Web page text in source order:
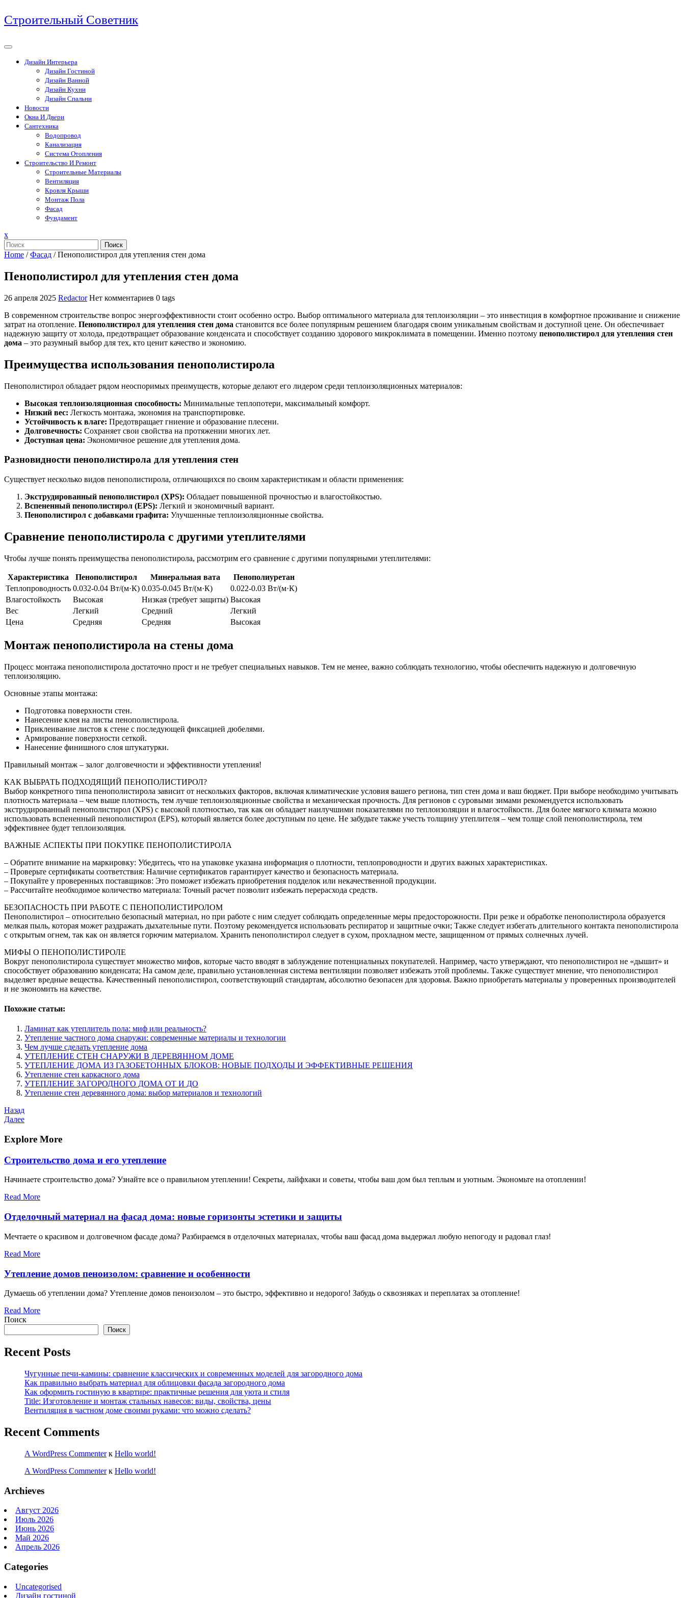
Перейти
к
Строительный Советник
Дизайн Интерьера
Дизайн Гостиной
Дизайн Ванной
Дизайн Кухни
Дизайн Спальни
Новости
Окна И Двери
Сантехника
Водопровод
Канализация
Система Отопления
Строительство И Ремонт
Строительные Материалы
Вентиляция
Кровля Крыши
Монтаж Пола
Фасад
Фундамент
xЗакрыть
меню
Поиск
Home /Фасад /Пенополистирол для утепления стен дома
Пенополистирол для утепления стен дома
26 апреля 2025 Redactor Нет комментариев 0 tags
В современном строительстве вопрос энергоэффективности стоит особенно остро. Выбор оптимального материала для теплоизоляции – это инвестиция в комфортное проживание и снижение
затрат на отопление. Пенополистирол для утепления стен дома становится все более популярным решением благодаря своим уникальным свойствам и доступной цене. Он обеспечивает
надежную защиту от холода, предотвращает образование конденсата и способствует созданию здорового микроклимата в помещении. Именно поэтому пенополистирол для утепления стен
дома – это разумный выбор для тех, кто ценит качество и экономию.
Преимущества использования пенополистирола
Пенополистирол обладает рядом неоспоримых преимуществ, которые делают его лидером среди теплоизоляционных материалов:
Высокая теплоизоляционная способность: Минимальные теплопотери, максимальный комфорт.
Низкий вес: Легкость монтажа, экономия на транспортировке.
Устойчивость к влаге: Предотвращает гниение и образование плесени.
Долговечность: Сохраняет свои свойства на протяжении многих лет.
Доступная цена: Экономичное решение для утепления дома.
Разновидности пенополистирола для утепления стен
Существует несколько видов пенополистирола, отличающихся по своим характеристикам и области применения:
Экструдированный пенополистирол (XPS): Обладает повышенной прочностью и влагостойкостью.
Вспененный пенополистирол (EPS): Легкий и экономичный вариант.
Пенополистирол с добавками графита: Улучшенные теплоизоляционные свойства.
Сравнение пенополистирола с другими утеплителями
Чтобы лучше понять преимущества пенополистирола, рассмотрим его сравнение с другими популярными утеплителями:
Характеристика Пенополистирол Минеральная вата
Пенополиуретан
Теплопроводность 0.032-0.04 Вт/(м·К) 0.035-0.045 Вт/(м·К)
0.022-0.03 Вт/(м·К)
Влагостойкость
Высокая Низкая (требует защиты) Высокая
Вес
Легкий Средний
Легкий
Цена
Средняя Средняя Высокая
Монтаж пенополистирола на стены дома
Процесс монтажа пенополистирола достаточно прост и не требует специальных навыков. Тем не менее, важно соблюдать технологию, чтобы обеспечить надежную и долговечную
теплоизоляцию.
Основные этапы монтажа:
Подготовка поверхности стен.
Нанесение клея на листы пенополистирола.
Приклеивание листов к стене с последующей фиксацией дюбелями.
Армирование поверхности сеткой.
Нанесение финишного слоя штукатурки.
Правильный монтаж – залог долговечности и эффективности утепления!
КАК ВЫБРАТЬ ПОДХОДЯЩИЙ ПЕНОПОЛИСТИРОЛ?
Выбор конкретного типа пенополистирола зависит от нескольких факторов, включая климатические условия вашего региона, тип стен дома и ваш бюджет. При выборе необходимо учитывать
плотность материала – чем выше плотность, тем лучше теплоизоляционные свойства и механическая прочность. Для регионов с суровыми зимами рекомендуется использовать
экструдированный пенополистирол (XPS) с высокой плотностью, так как он обладает наилучшими показателями по теплоизоляции и влагостойкости. Для более мягкого климата можно
использовать вспененный пенополистирол (EPS), который является более доступным по цене. Не забудьте также учесть толщину утеплителя – чем толще слой пенополистирола, тем
эффективнее будет теплоизоляция.
ВАЖНЫЕ АСПЕКТЫ ПРИ ПОКУПКЕ ПЕНОПОЛИСТИРОЛА
– Обратите внимание на маркировку: Убедитесь, что на упаковке указана информация о плотности, теплопроводности и других важных характеристиках.
– Проверьте сертификаты соответствия: Наличие сертификатов гарантирует качество и безопасность материала.
– Покупайте у проверенных поставщиков: Это поможет избежать приобретения подделок или некачественной продукции.
– Рассчитайте необходимое количество материала: Точный расчет позволит избежать перерасхода средств.
БЕЗОПАСНОСТЬ ПРИ РАБОТЕ С ПЕНОПОЛИСТИРОЛОМ
Пенополистирол – относительно безопасный материал, но при работе с ним следует соблюдать определенные меры предосторожности. При резке и обработке пенополистирола образуется
мелкая пыль, которая может раздражать дыхательные пути. Поэтому рекомендуется использовать респиратор и защитные очки; Также следует избегать длительного контакта пенополистирола
с открытым огнем, так как он является горючим материалом. Хранить пенополистирол следует в сухом, прохладном месте, защищенном от прямых солнечных лучей.
МИФЫ О ПЕНОПОЛИСТИРОЛЕ
Вокруг пенополистирола существует множество мифов, которые часто вводят в заблуждение потенциальных покупателей. Например, часто утверждают, что пенополистирол не «дышит» и
способствует образованию конденсата; На самом деле, правильно установленная система вентиляции позволяет избежать этой проблемы. Также существует мнение, что пенополистирол
выделяет вредные вещества. Качественный пенополистирол, соответствующий стандартам, абсолютно безопасен для здоровья. Важно приобретать материалы у проверенных производителей
и не экономить на качестве.
Похожие статьи:
Ламинат как утеплитель пола: миф или реальность?
Утепление частного дома снаружи: современные материалы и технологии
Чем лучше сделать утепление дома
УТЕПЛЕНИЕ СТЕН СНАРУЖИ В ДЕРЕВЯННОМ ДОМЕ
УТЕПЛЕНИЕ ДОМА ИЗ ГАЗОБЕТОННЫХ БЛОКОВ: НОВЫЕ ПОДХОДЫ И ЭФФЕКТИВНЫЕ РЕШЕНИЯ
Утепление стен каркасного дома
УТЕПЛЕНИЕ ЗАГОРОДНОГО ДОМА ОТ И ДО
Утепление стен деревянного дома: выбор материалов и технологий
Навигация
по
записям
Предыдущая
запись
Назад
Следующая
Далее
Explore More
Строительство дома и его утепление
Начинаете строительство дома? Узнайте все о правильном утеплении! Секреты, лайфхаки и советы, чтобы ваш дом был теплым и уютным. Экономьте на отоплении!
Read More
Отделочный материал на фасад дома: новые горизонты эстетики и защиты
Мечтаете о красивом и долговечном фасаде дома? Разбираемся в отделочных материалах, чтобы ваш фасад дома выдержал любую непогоду и радовал глаз!
Read More
Утепление домов пеноизолом: сравнение и особенности
Думаешь об утеплении дома? Утепление домов пеноизолом – это быстро, эффективно и недорого! Забудь о сквозняках и переплатах за отопление!
Read More
Поиск
Поиск
Recent Posts
Чугунные печи-камины: сравнение классических и современных моделей для загородного дома
Как правильно выбрать материал для облицовки фасада загородного дома
Как оформить гостиную в квартире: практичные решения для уюта и стиля
Title: Изготовление и монтаж стальных навесов: виды, свойства, цены
Вентиляция в частном доме своими руками: что можно сделать?
Recent Comments
A WordPress Commenterк Hello world!
A WordPress Commenterк Hello world!
Archieves
Август 2026
Июль 2026
Июнь 2026
Май 2026
Апрель 2026
Categories
Uncategorised
Дизайн гостиной